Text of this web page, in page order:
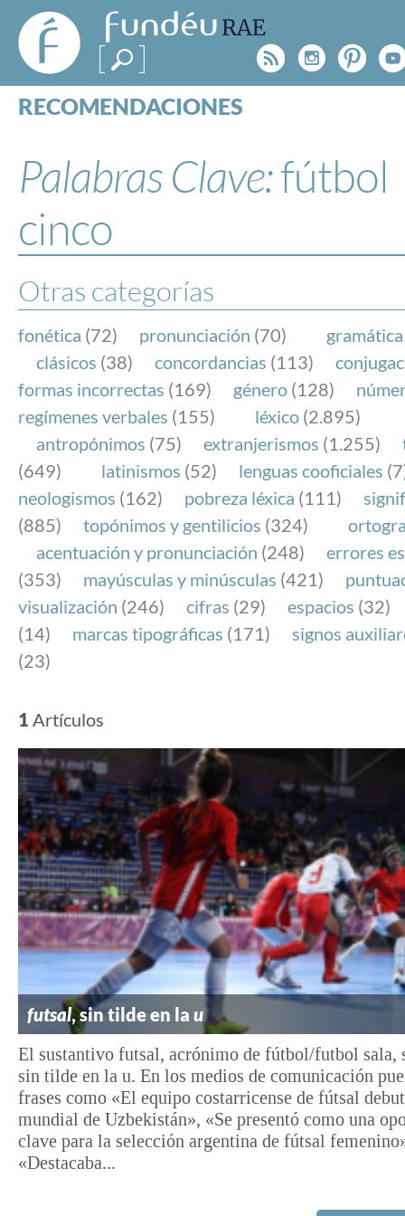
FundéuRAE
- Fundación
del Español
Urgente
Rss
RECOMENDACIONES
ESPECIALES
BLOG
NOTICIAS
FundéuRAE es una fundación patrocinada por la
y la Real Academia Española, cuyo objetivo es
el buen uso del español en los medios de
Internet.
Palabras Clave:fútbol
cinco
Otras categorías
fonética (72) pronunciación (70) gramática
clásicos (38) concordancias (113)
formas incorrectas (169) género (128)
regímenes verbales (155) léxico (2.895)
antropónimos (75) extranjerismos (1.255)
(649)
latinismos (52) lenguas cooficiales
neologismos (162) pobreza léxica (111)
(885)
topónimos y gentilicios (324)
acentuación y pronunciación (248)
errores
(353)
mayúsculas y minúsculas (421)
visualización (246) cifras (29) espacios (32)
(14)
marcas tipográficas (171)
signos
(23)
1 Artículos
futsal, sin tilde en la u
El sustantivo futsal, acrónimo de fútbol/futbol sala,
sin tilde en la u. En los medios de comunicación
frases como «El equipo costarricense de fútsal
mundial de Uzbekistán», «Se presentó como una
clave para la selección argentina de fútsal
«Destacaba...